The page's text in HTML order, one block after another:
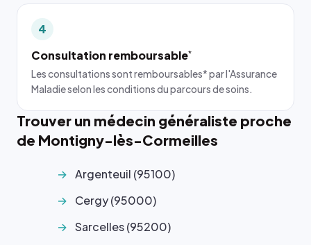
4
Consultation remboursable*
Les consultations sont remboursables* par l'Assurance
Maladie selon les conditions du parcours de soins.
Trouver un médecin généraliste proche
de Montigny-lès-Cormeilles
Argenteuil (95100)
Cergy (95000)
Sarcelles (95200)